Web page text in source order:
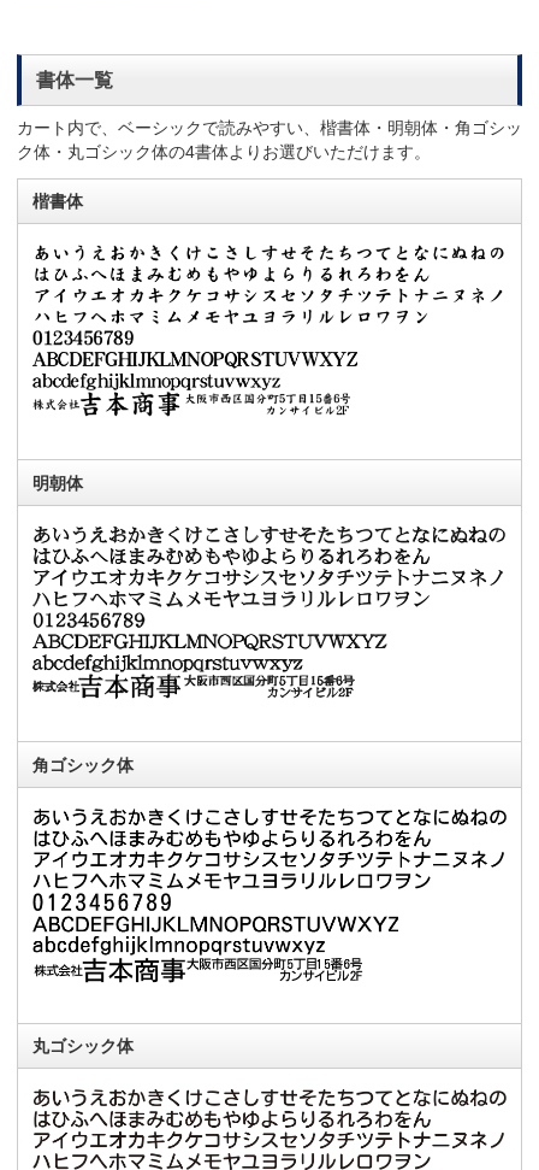
書体一覧
カート内で、ベーシックで読みやすい、楷書体・明朝体・角ゴシッ
ク体・丸ゴシック体の4書体よりお選びいただけます。
楷書体
明朝体
角ゴシック体
丸ゴシック体